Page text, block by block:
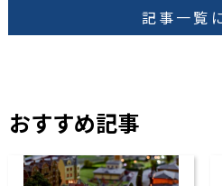
記事一覧
おすすめ記事